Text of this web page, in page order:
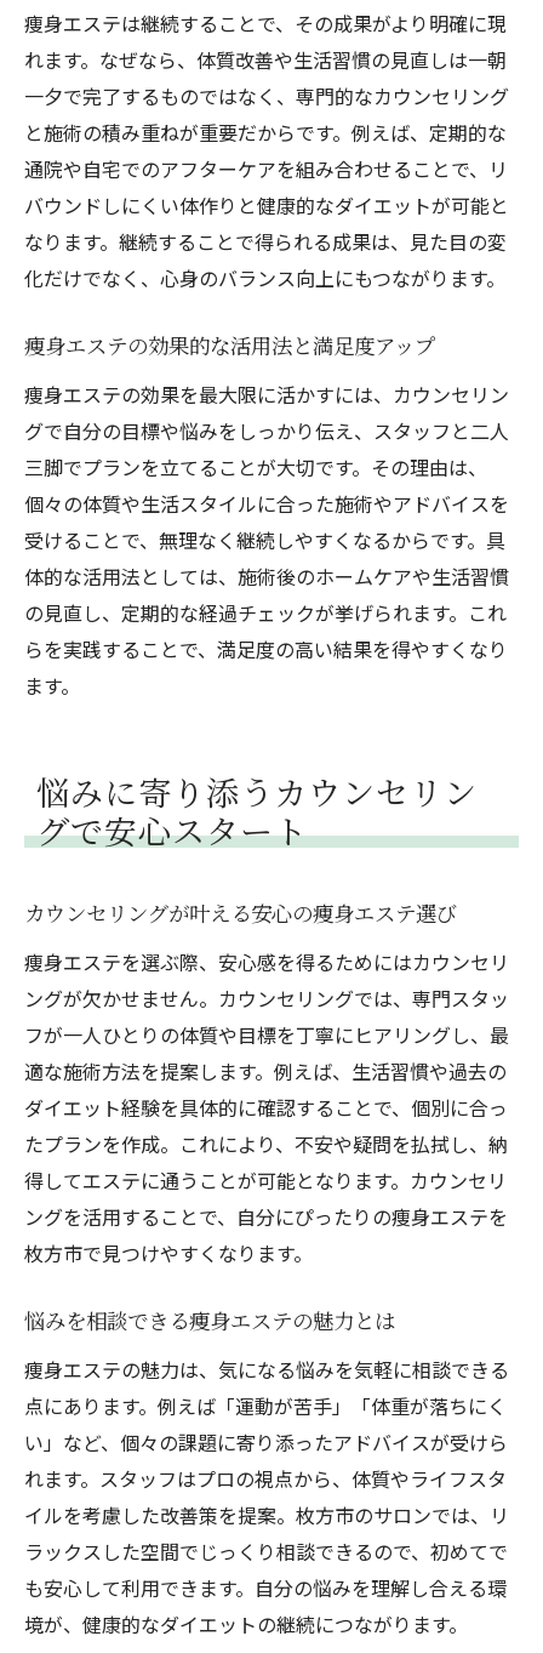
痩身エステは継続することで、その成果がより明確に現
れます。なぜなら、体質改善や生活習慣の見直しは一朝
一夕で完了するものではなく、専門的なカウンセリング
と施術の積み重ねが重要だからです。例えば、定期的な
通院や自宅でのアフターケアを組み合わせることで、リ
バウンドしにくい体作りと健康的なダイエットが可能と
なります。継続することで得られる成果は、見た目の変
化だけでなく、心身のバランス向上にもつながります。
痩身エステの効果的な活用法と満足度アップ
痩身エステの効果を最大限に活かすには、カウンセリン
グで自分の目標や悩みをしっかり伝え、スタッフと二人
三脚でプランを立てることが大切です。その理由は、
個々の体質や生活スタイルに合った施術やアドバイスを
受けることで、無理なく継続しやすくなるからです。具
体的な活用法としては、施術後のホームケアや生活習慣
の見直し、定期的な経過チェックが挙げられます。これ
らを実践することで、満足度の高い結果を得やすくなり
ます。
悩みに寄り添うカウンセリン
グで安心スタート
カウンセリングが叶える安心の痩身エステ選び
痩身エステを選ぶ際、安心感を得るためにはカウンセリ
ングが欠かせません。カウンセリングでは、専門スタッ
フが一人ひとりの体質や目標を丁寧にヒアリングし、最
適な施術方法を提案します。例えば、生活習慣や過去の
ダイエット経験を具体的に確認することで、個別に合っ
たプランを作成。これにより、不安や疑問を払拭し、納
得してエステに通うことが可能となります。カウンセリ
ングを活用することで、自分にぴったりの痩身エステを
枚方市で見つけやすくなります。
悩みを相談できる痩身エステの魅力とは
痩身エステの魅力は、気になる悩みを気軽に相談できる
点にあります。例えば「運動が苦手」「体重が落ちにく
い」など、個々の課題に寄り添ったアドバイスが受けら
れます。スタッフはプロの視点から、体質やライフスタ
イルを考慮した改善策を提案。枚方市のサロンでは、リ
ラックスした空間でじっくり相談できるので、初めてで
も安心して利用できます。自分の悩みを理解し合える環
境が、健康的なダイエットの継続につながります。